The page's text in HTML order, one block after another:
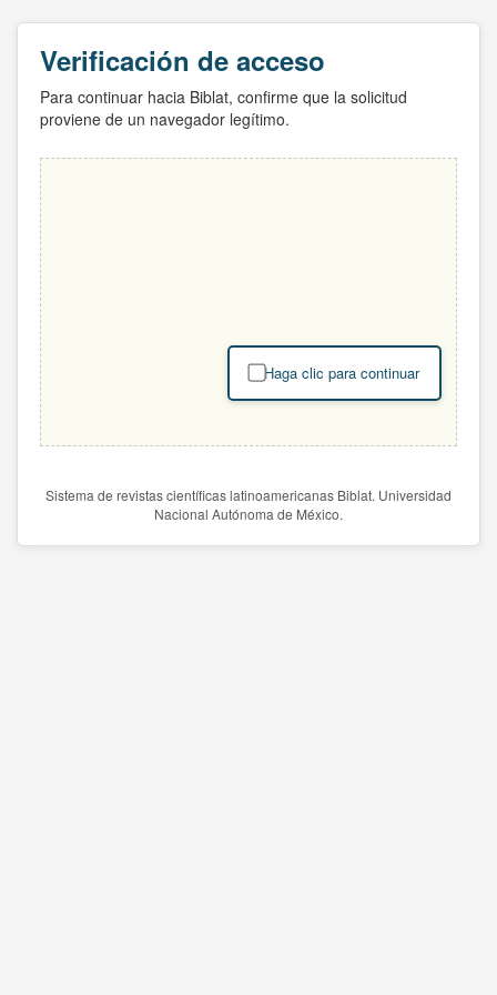
Verificación de acceso
Para continuar hacia Biblat, confirme que la solicitud
proviene de un navegador legítimo.
Haga clic para continuar
Sistema de revistas científicas latinoamericanas Biblat. Universidad
Nacional Autónoma de México.